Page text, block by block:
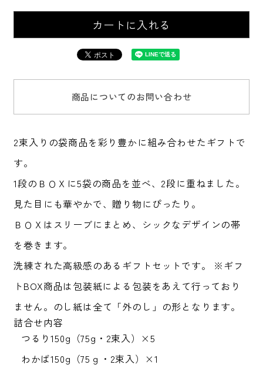
カートに入れる
商品についてのお問い合わせ
2束入りの袋商品を彩り豊かに組み合わせたギフトで
す。
1段のＢＯＸに5袋の商品を並べ、2段に重ねました。
見た目にも華やかで、贈り物にぴったり。
ＢＯＸはスリーブにまとめ、シックなデザインの帯
を巻きます。
洗練された高級感のあるギフトセットです。 ※ギフ
トBOX商品は包装紙による包装をあえて行っており
ません。のし紙は全て「外のし」の形となります。
詰合せ内容
つるり150g（75g・2束入）×5
わかば150g（75ｇ・2束入）×1